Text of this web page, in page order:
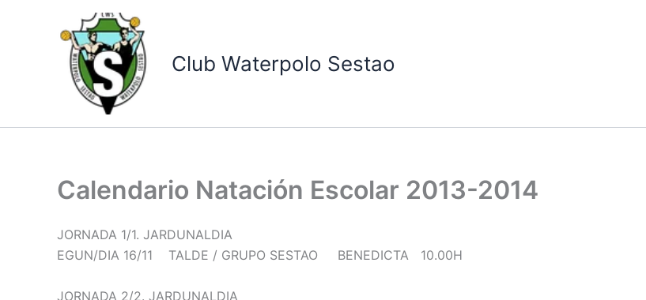
Club Waterpolo Sestao
Calendario Natación Escolar 2013-2014
JORNADA 1/1. JARDUNALDIA
EGUN/DIA 16/11 TALDE / GRUPO SESTAO BENEDICTA 10.00H
JORNADA 2/2. JARDUNALDIA